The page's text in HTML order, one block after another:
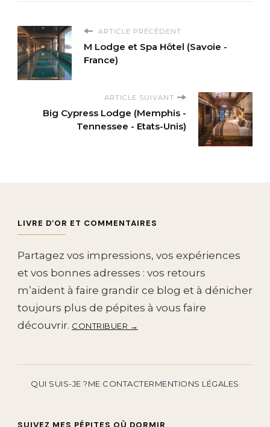
ARTICLE PRÉCÉDENT
M Lodge et Spa Hôtel (Savoie -
France)
ARTICLE SUIVANT
Big Cypress Lodge (Memphis -
Tennessee - Etats-Unis)
LIVRE D’OR ET COMMENTAIRES
Partagez vos impressions, vos expériences
et vos bonnes adresses : vos retours
m’aident à faire grandir ce blog et à dénicher
toujours plus de pépites à vous faire
découvrir. CONTRIBUER →
QUI SUIS-JE ?ME CONTACTERMENTIONS LÉGALES
SUIVEZ MES PÉPITES OÙ DORMIR